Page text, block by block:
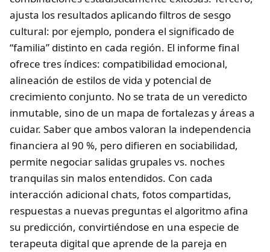
ajusta los resultados aplicando filtros de sesgo
cultural: por ejemplo, pondera el significado de
“familia” distinto en cada región. El informe final
ofrece tres índices: compatibilidad emocional,
alineación de estilos de vida y potencial de
crecimiento conjunto. No se trata de un veredicto
inmutable, sino de un mapa de fortalezas y áreas a
cuidar. Saber que ambos valoran la independencia
financiera al 90 %, pero difieren en sociabilidad,
permite negociar salidas grupales vs. noches
tranquilas sin malos entendidos. Con cada
interacción adicional chats, fotos compartidas,
respuestas a nuevas preguntas el algoritmo afina
su predicción, convirtiéndose en una especie de
terapeuta digital que aprende de la pareja en